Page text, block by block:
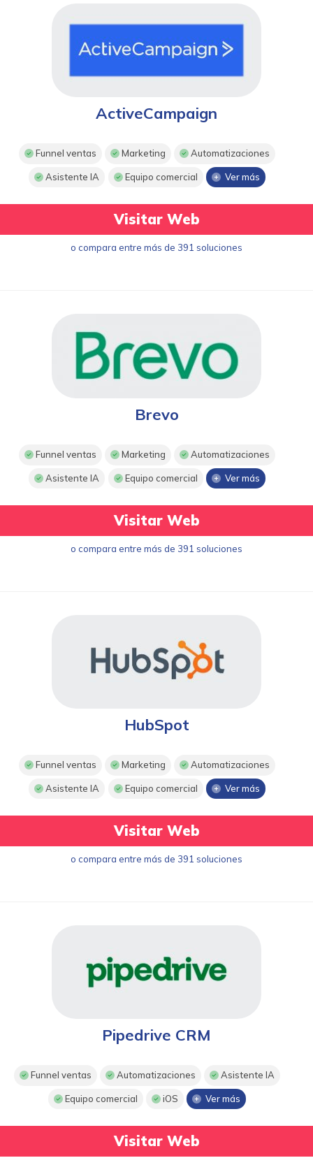
ActiveCampaign
Funnel ventas Marketing Automatizaciones
Asistente IA Equipo comercial Ver más
Visitar Web
o compara entre más de 391 soluciones
Brevo
Funnel ventas Marketing Automatizaciones
Asistente IA Equipo comercial Ver más
Visitar Web
o compara entre más de 391 soluciones
HubSpot
Funnel ventas Marketing Automatizaciones
Asistente IA Equipo comercial Ver más
Visitar Web
o compara entre más de 391 soluciones
Pipedrive CRM
Funnel ventas Automatizaciones Asistente IA
Equipo comercial iOS Ver más
Visitar Web